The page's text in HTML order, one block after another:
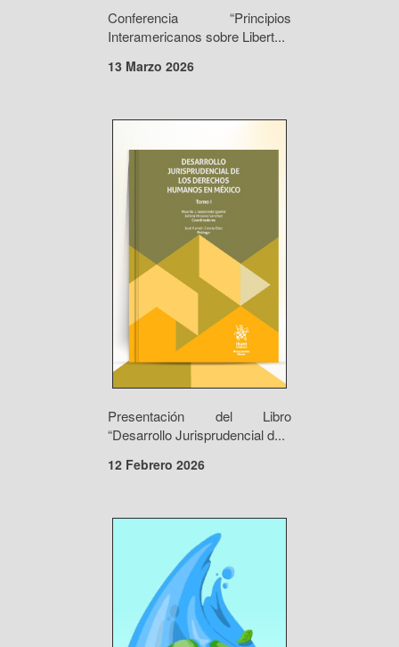
Conferencia “Principios
Interamericanos sobre Libert...
13 Marzo 2026
Presentación del Libro
“Desarrollo Jurisprudencial d...
12 Febrero 2026